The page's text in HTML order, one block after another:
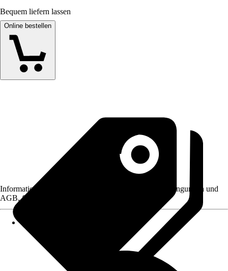
Bequem liefern lassen
Online bestellen
Informationen des Verkäufers, wie z. B. Rückgabebedingungen und
AGB, finden Sie bei Klick auf den Verkäufernamen.